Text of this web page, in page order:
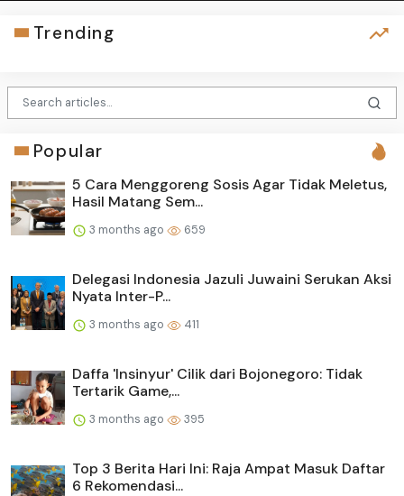
Trending
Popular
5 Cara Menggoreng Sosis Agar Tidak Meletus,
Hasil Matang Sem...
3 months ago 659
Delegasi Indonesia Jazuli Juwaini Serukan Aksi
Nyata Inter-P...
3 months ago 411
Daffa 'Insinyur' Cilik dari Bojonegoro: Tidak
Tertarik Game,...
3 months ago 395
Top 3 Berita Hari Ini: Raja Ampat Masuk Daftar
6 Rekomendasi...